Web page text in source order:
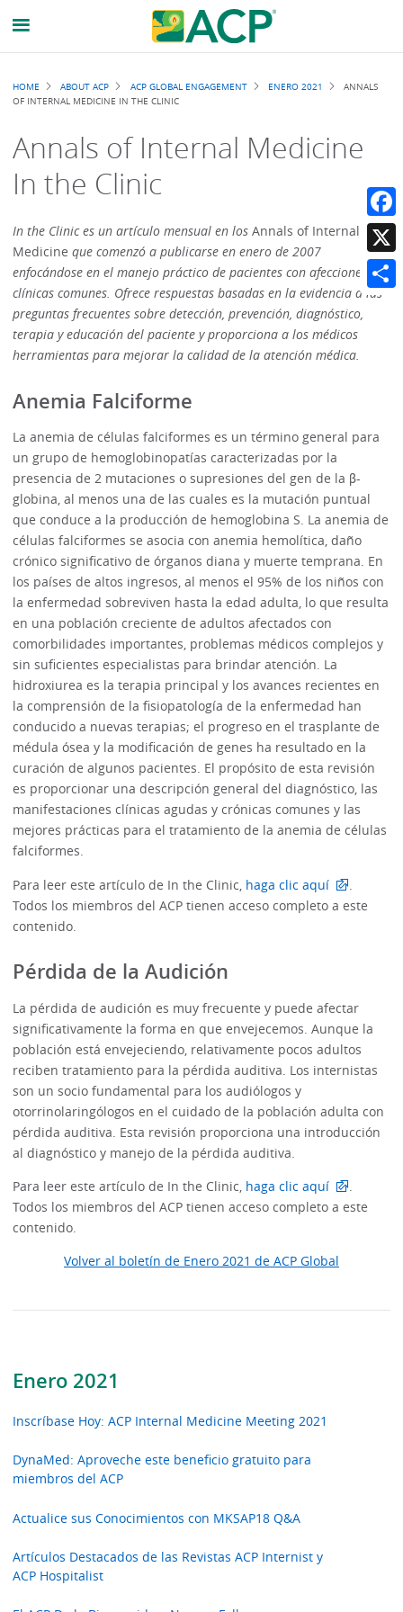
Enero 2021
Inscríbase Hoy: ACP Internal Medicine Meeting 2021
DynaMed: Aproveche este beneficio gratuito para
miembros del ACP
Actualice sus Conocimientos con MKSAP18 Q&A
Artículos Destacados de las Revistas ACP Internist y
ACP Hospitalist
Breadcrumb
HOME ABOUT ACP ACP GLOBAL ENGAGEMENT ENERO 2021
ANNALS
OF INTERNAL MEDICINE IN THE CLINIC
Annals of Internal Medicine
In the Clinic
In the Clinic es un artículo mensual en los Annals of Internal
Medicineque comenzó a publicarse en enero de 2007
enfocándose en el manejo práctico de pacientes con afecciones
clínicas comunes. Ofrece respuestas basadas en la evidencia a las
preguntas frecuentes sobre detección, prevención, diagnóstico,
terapia y educación del paciente y proporciona a los médicos
herramientas para mejorar la calidad de la atención médica.
Anemia Falciforme
La anemia de células falciformes es un término general para
un grupo de hemoglobinopatías caracterizadas por la
presencia de 2 mutaciones o supresiones del gen de la β-
globina, al menos una de las cuales es la mutación puntual
que conduce a la producción de hemoglobina S. La anemia de
células falciformes se asocia con anemia hemolítica, daño
crónico significativo de órganos diana y muerte temprana. En
los países de altos ingresos, al menos el 95% de los niños con
la enfermedad sobreviven hasta la edad adulta, lo que resulta
en una población creciente de adultos afectados con
comorbilidades importantes, problemas médicos complejos y
sin suficientes especialistas para brindar atención. La
hidroxiurea es la terapia principal y los avances recientes en
la comprensión de la fisiopatología de la enfermedad han
conducido a nuevas terapias; el progreso en el trasplante de
médula ósea y la modificación de genes ha resultado en la
curación de algunos pacientes. El propósito de esta revisión
es proporcionar una descripción general del diagnóstico, las
manifestaciones clínicas agudas y crónicas comunes y las
mejores prácticas para el tratamiento de la anemia de células
falciformes.
Para leer este artículo de In the Clinic, haga clic aquí
Todos los miembros del ACP tienen acceso completo a este
contenido.
Pérdida de la Audición
La pérdida de audición es muy frecuente y puede afectar
significativamente la forma en que envejecemos. Aunque la
población está envejeciendo, relativamente pocos adultos
reciben tratamiento para la pérdida auditiva. Los internistas
son un socio fundamental para los audiólogos y
otorrinolaringólogos en el cuidado de la población adulta con
pérdida auditiva. Esta revisión proporciona una introducción
al diagnóstico y manejo de la pérdida auditiva.
Para leer este artículo de In the Clinic, haga clic aquí
.
Todos los miembros del ACP tienen acceso completo a este
contenido.
Volver al boletín de Enero 2021 de ACP Global
X
Share